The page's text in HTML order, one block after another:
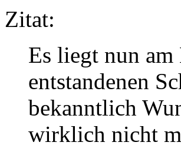
Zitat:
Es liegt nun
entstandenen
bekanntlich
wirklich nicht